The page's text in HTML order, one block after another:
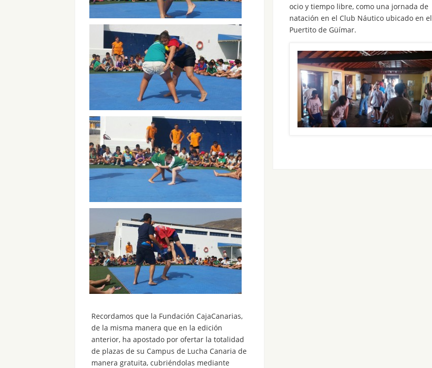
Recordamos que la Fundación CajaCanarias,
de la misma manera que en la edición
anterior, ha apostado por ofertar la totalidad
de plazas de su Campus de Lucha Canaria de
manera gratuita, cubriéndolas mediante
ocio y tiempo libre, como una jornada de
natación en el Club Náutico ubicado en el
Puertito de Güímar.